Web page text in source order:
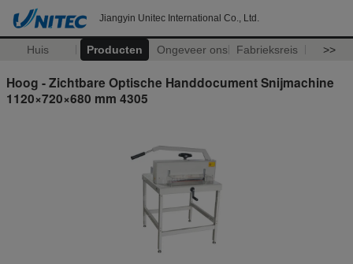
Jiangyin Unitec International Co., Ltd.
Huis Producten Ongeveer ons Fabrieksreis >>
Hoog - Zichtbare Optische Handdocument Snijmachine
1120×720×680 mm 4305